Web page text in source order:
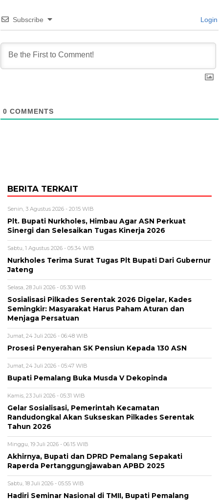
Subscribe Login
0 COMMENTS
BERITA TERKAIT
Senin, 3 Agustus 2026 - 20:15 WIB
Plt. Bupati Nurkholes, Himbau Agar ASN Perkuat
Sinergi dan Selesaikan Tugas Kinerja 2026
Sabtu, 1 Agustus 2026 - 05:34 WIB
Nurkholes Terima Surat Tugas Plt Bupati Dari Gubernur
Jateng
Selasa, 28 Juli 2026 - 05:30 WIB
Sosialisasi Pilkades Serentak 2026 Digelar, Kades
Semingkir: Masyarakat Harus Paham Aturan dan
Menjaga Persatuan
Jumat, 24 Juli 2026 - 06:48 WIB
Prosesi Penyerahan SK Pensiun Kepada 130 ASN
Jumat, 24 Juli 2026 - 05:47 WIB
Bupati Pemalang Buka Musda V Dekopinda
Kamis, 23 Juli 2026 - 05:31 WIB
Gelar Sosialisasi, Pemerintah Kecamatan
Randudongkal Akan Sukseskan Pilkades Serentak
Tahun 2026
Minggu, 19 Juli 2026 - 06:15 WIB
Akhirnya, Bupati dan DPRD Pemalang Sepakati
Raperda Pertanggungjawaban APBD 2025
Sabtu, 18 Juli 2026 - 05:55 WIB
Hadiri Seminar Nasional di TMII, Bupati Pemalang